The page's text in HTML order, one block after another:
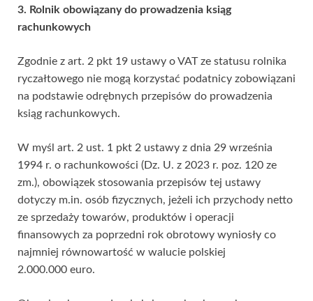
3. Rolnik obowiązany do prowadzenia ksiąg
rachunkowych
Zgodnie z art. 2 pkt 19 ustawy o VAT ze statusu rolnika
ryczałtowego nie mogą korzystać podatnicy zobowiązani
na podstawie odrębnych przepisów do prowadzenia
ksiąg rachunkowych.
W myśl art. 2 ust. 1 pkt 2 ustawy z dnia 29 września
1994 r. o rachunkowości (Dz. U. z 2023 r. poz. 120 ze
zm.), obowiązek stosowania przepisów tej ustawy
dotyczy m.in. osób fizycznych, jeżeli ich przychody netto
ze sprzedaży towarów, produktów i operacji
finansowych za poprzedni rok obrotowy wyniosły co
najmniej równowartość w walucie polskiej
2.000.000 euro.